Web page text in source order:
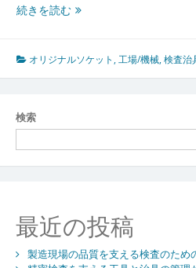
続きを読むオ
ナ
ル
進
化
オリジナルソケット ,工場/機械,検査治
検索
最近の投稿
製造現場の品質を支える検査のため